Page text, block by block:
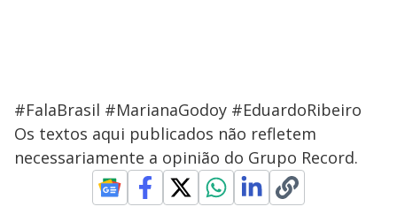
#FalaBrasil #MarianaGodoy #EduardoRibeiro
Os textos aqui publicados não refletem
necessariamente a opinião do Grupo Record.